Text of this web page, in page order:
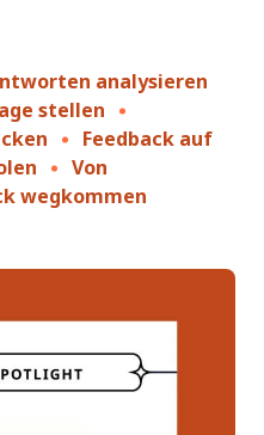
analysieren
stellen
Feedback auf
Von
wegkommen